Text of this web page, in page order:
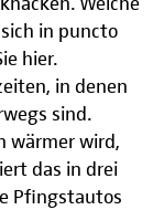
Welche
in puncto
hier.
in denen
sind.
wärmer wird,
das in drei
Pfingstautos